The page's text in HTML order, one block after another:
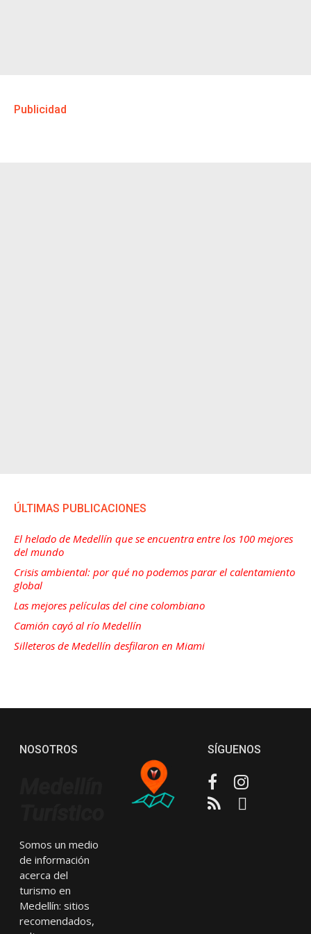
Publicidad
ÚLTIMAS PUBLICACIONES
El helado de Medellín que se encuentra entre los 100 mejores
del mundo
Crisis ambiental: por qué no podemos parar el calentamiento
global
Las mejores películas del cine colombiano
Camión cayó al río Medellín
Silleteros de Medellín desfilaron en Miami
NOSOTROS
Somos un medio
de información
acerca del
turismo en
Medellín: sitios
recomendados,
SÍGUENOS
FacebookInstagram